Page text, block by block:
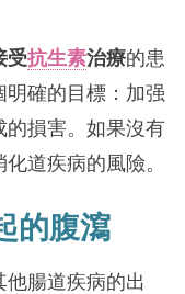
受抗生素治療的患
確的目標：加强
的損害。如果沒有
道疾病的風險。
的腹瀉
腸道疾病的出